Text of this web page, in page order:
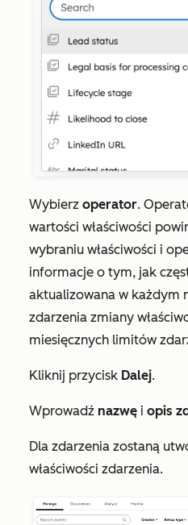
Wybierz operator.
wartości właściwości
wybraniu właściwości i
informacje o tym, jak
aktualizowana w każdym
zdarzenia zmiany
miesięcznych limitów
Kliknij przycisk Dalej.
Wprowadź nazwę i opis
Dla zdarzenia zostaną
właściwości zdarzenia.